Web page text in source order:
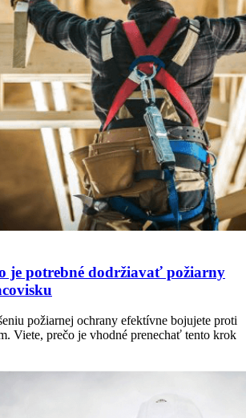
je potrebné dodržiavať požiarny
požiarnej ochrany efektívne bojujete proti
Viete, prečo je vhodné prenechať tento krok